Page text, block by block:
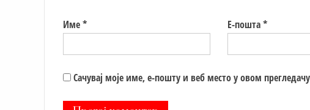
Име* Е-пошта*
Сачувај моје име, е-пошту и веб место у овом